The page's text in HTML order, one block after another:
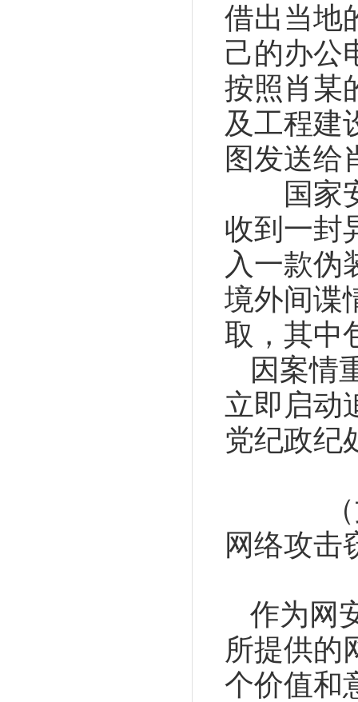
借出当地
己的办公
按照肖某
及工程建
图发送给
国家安
收到一封
入一款伪
境外间谍
取，其中
因案情
立即启动
党纪政纪
网络攻击
作为网
所提供的
个价值和